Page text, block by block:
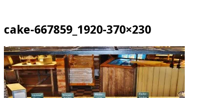
cake-667859_1920-370×230